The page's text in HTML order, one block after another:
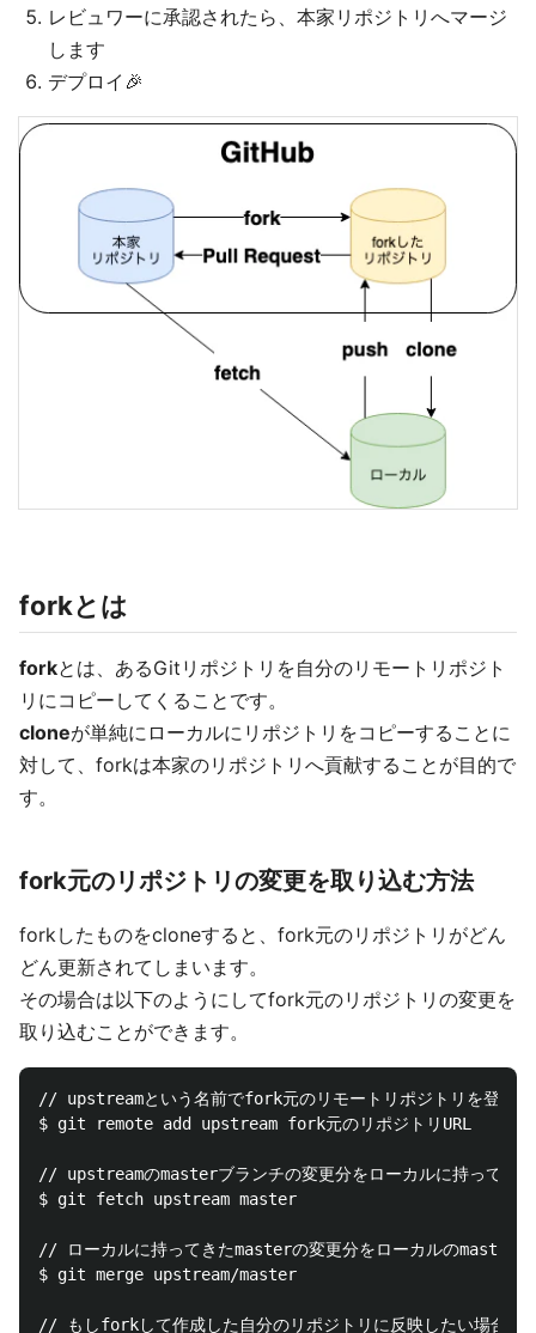
レビュワーに承認されたら、本家リポジトリへマージ
します
デプロイ🎉
forkとは
forkとは、あるGitリポジトリを自分のリモートリポジト
リにコピーしてくることです。
cloneが単純にローカルにリポジトリをコピーすることに
対して、forkは本家のリポジトリへ貢献することが目的で
す。
fork元のリポジトリの変更を取り込む方法
forkしたものをcloneすると、fork元のリポジトリがどん
どん更新されてしまいます。
その場合は以下のようにしてfork元のリポジトリの変更を
取り込むことができます。
// upstreamという名前でfork元のリモートリポジトリを登録
$ git remote add upstream fork元のリポジトリURL
// upstreamのmasterブランチの変更分をローカルに持ってくる
$ git fetch upstream master
// ローカルに持ってきたmasterの変更分をローカルのmasterに
$ git merge upstream/master
// もしforkして作成した自分のリポジトリに反映したい場合